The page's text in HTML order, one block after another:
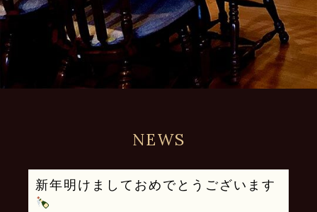
NEWS
新年明けましておめでとうございます